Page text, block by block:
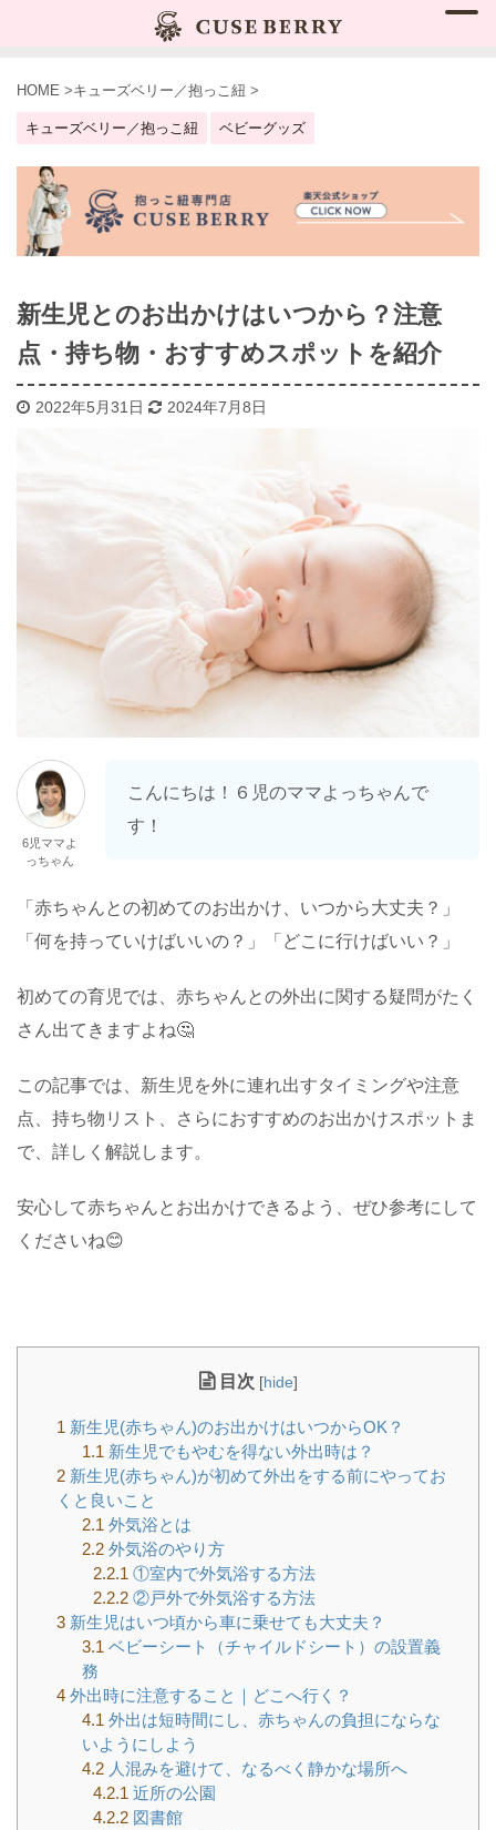
HOME >キューズベリー／抱っこ紐 >
キューズベリー／抱っこ紐 ベビーグッズ
新生児とのお出かけはいつから？注意
点・持ち物・おすすめスポットを紹介
2022年5月31日 2024年7月8日
6児ママよ
っちゃん
こんにちは！６児のママよっちゃんで
す！
「赤ちゃんとの初めてのお出かけ、いつから大丈夫？」
「何を持っていけばいいの？」「どこに行けばいい？」
初めての育児では、赤ちゃんとの外出に関する疑問がたく
さん出てきますよね🤔
この記事では、新生児を外に連れ出すタイミングや注意
点、持ち物リスト、さらにおすすめのお出かけスポットま
で、詳しく解説します。
安心して赤ちゃんとお出かけできるよう、ぜひ参考にして
くださいね😊
目次 [hide]
1 新生児(赤ちゃん)のお出かけはいつからOK？
1.1 新生児でもやむを得ない外出時は？
2 新生児(赤ちゃん)が初めて外出をする前にやってお
くと良いこと
2.1 外気浴とは
2.2外気浴のやり方
2.2.1 ①室内で外気浴する方法
2.2.2 ②戸外で外気浴する方法
3 新生児はいつ頃から車に乗せても大丈夫？
3.1 ベビーシート（チャイルドシート）の設置義
務
4 外出時に注意すること｜どこへ行く？
4.1 外出は短時間にし、赤ちゃんの負担にならな
いようにしよう
4.2人混みを避けて、なるべく静かな場所へ
4.2.1 近所の公園
4.2.2 図書館